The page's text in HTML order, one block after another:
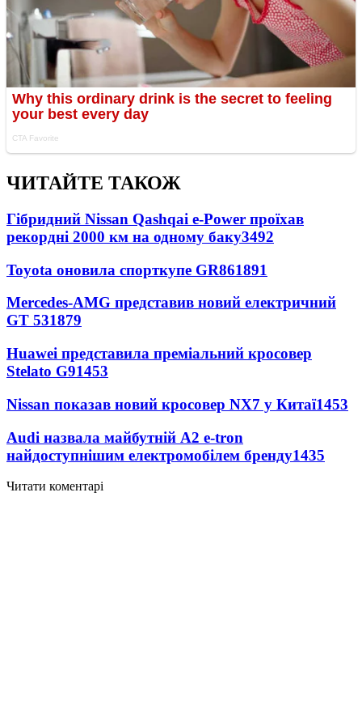
ЧИТАЙТЕ ТАКОЖ
Гібридний Nissan Qashqai e-Power проїхав
рекордні 2000 км на одному баку3492
Toyota оновила спорткупе GR861891
Mercedes-AMG представив новий електричний
GT 531879
Huawei представила преміальний кросовер
Stelato G91453
Nissan показав новий кросовер NX7 у Китаї1453
Audi назвала майбутній A2 e-tron
найдоступнішим електромобілем бренду1435
Читати коментарі